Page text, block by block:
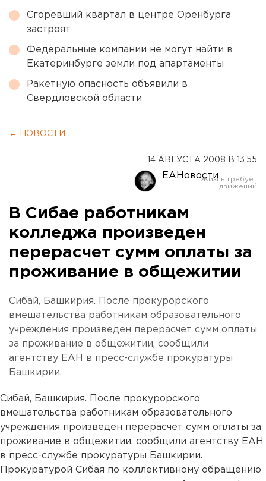
Сгоревший квартал в центре Оренбурга
застроят
Федеральные компании не могут найти в
Екатеринбурге земли под апартаменты
Ракетную опасность объявили в
Свердловской области
← НОВОСТИ
14 АВГУСТА 2008 В 13:55
ЕАНовости
В Сибае работникам
колледжа произведен
перерасчет сумм оплаты за
проживание в общежитии
Сибай, Башкирия. После прокурорского
вмешательства работникам образовательного
учреждения произведен перерасчет сумм оплаты
за проживание в общежитии, сообщили
агентству ЕАН в пресс-службе прокуратуры
Башкирии.
Сибай, Башкирия. После прокурорского
вмешательства работникам образовательного
учреждения произведен перерасчет сумм оплаты за
проживание в общежитии, сообщили агентству ЕАН
в пресс-службе прокуратуры Башкирии.
Прокуратурой Сибая по коллективному обращению